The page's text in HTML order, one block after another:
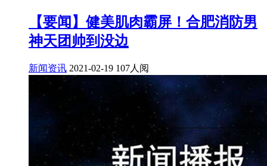
【要闻】健美肌肉霸屏！合肥消防男
神天团帅到没边
新闻资讯 2021-02-19 107人阅